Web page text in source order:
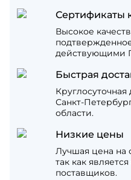
Сертификаты
Высокое
действующими
Быстрая
Санкт-
области.
Низкие цены
Лучшая цена на
так как
поставщиков.